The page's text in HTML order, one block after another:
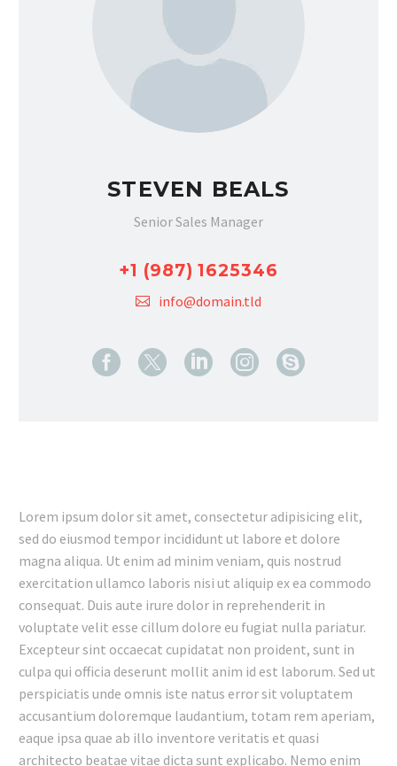
STEVEN BEALS
Senior Sales Manager
+1 (987) 1625346
info@domain.tld
Lorem ipsum dolor sit amet, consectetur adipisicing elit,
sed do eiusmod tempor incididunt ut labore et dolore
magna aliqua. Ut enim ad minim veniam, quis nostrud
exercitation ullamco laboris nisi ut aliquip ex ea commodo
consequat. Duis aute irure dolor in reprehenderit in
voluptate velit esse cillum dolore eu fugiat nulla pariatur.
Excepteur sint occaecat cupidatat non proident, sunt in
culpa qui officia deserunt mollit anim id est laborum. Sed ut
perspiciatis unde omnis iste natus error sit voluptatem
accusantium doloremque laudantium, totam rem aperiam,
eaque ipsa quae ab illo inventore veritatis et quasi
architecto beatae vitae dicta sunt explicabo. Nemo enim